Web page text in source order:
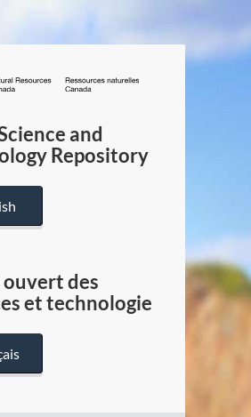
/
Canada
and
Repository
des
et technologie